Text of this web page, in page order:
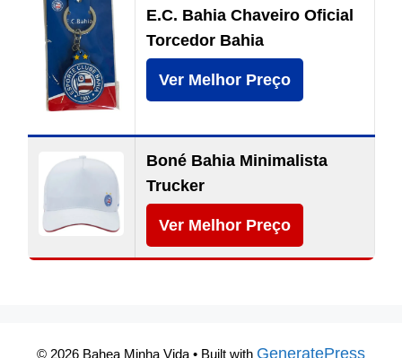
E.C. Bahia Chaveiro Oficial
Torcedor Bahia
Ver Melhor Preço
Boné Bahia Minimalista
Trucker
Ver Melhor Preço
© 2026 Bahea Minha Vida • Built with GeneratePress